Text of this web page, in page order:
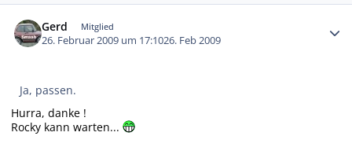
Gerd Mitglied
26. Februar 2009 um 17:1026. Feb 2009
Ja, passen.
Hurra, danke !
Rocky kann warten...